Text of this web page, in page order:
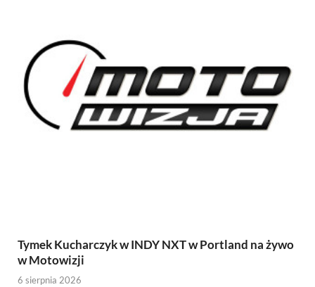
Tymek Kucharczyk w INDY NXT w Portland na żywo
w Motowizji
6 sierpnia 2026